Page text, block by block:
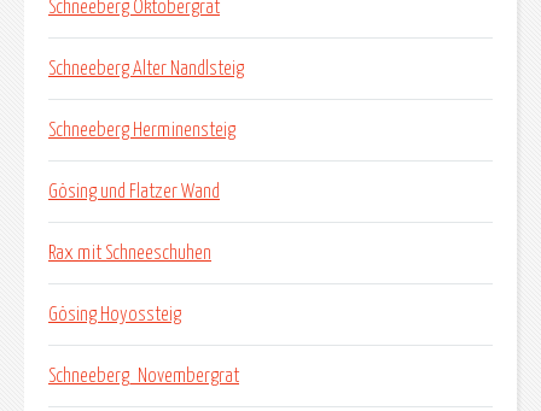
Schneeberg Oktobergrat
Schneeberg Alter Nandlsteig
Schneeberg Herminensteig
Gösing und Flatzer Wand
Rax mit Schneeschuhen
Gösing Hoyossteig
Schneeberg_Novembergrat